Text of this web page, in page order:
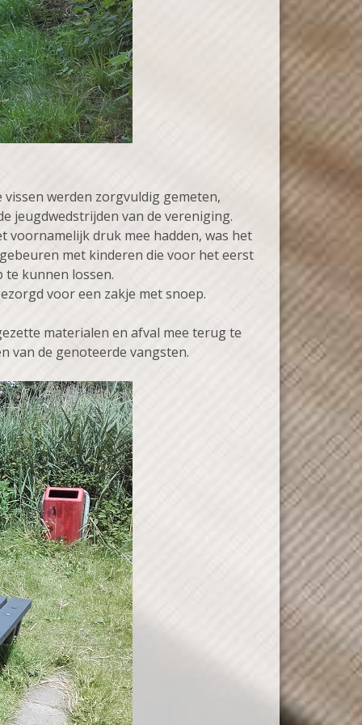
werden zorgvuldig gemeten,
jeugdwedstrijden van de vereniging.
voornamelijk druk mee hadden, was het
met kinderen die voor het eerst
te kunnen lossen.
voor een zakje met snoep.
materialen en afval mee terug te
van de genoteerde vangsten.